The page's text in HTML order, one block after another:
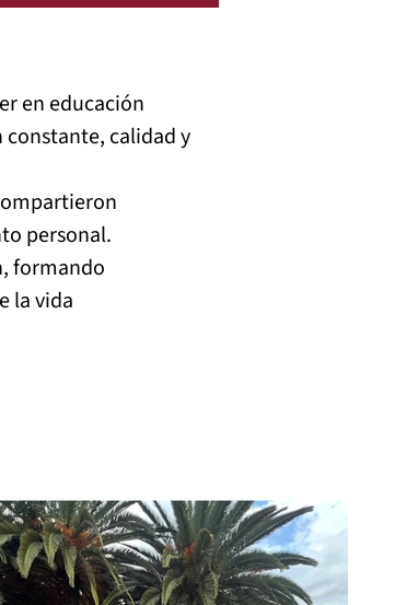
en educación
calidad y
personal.
formando
la vida